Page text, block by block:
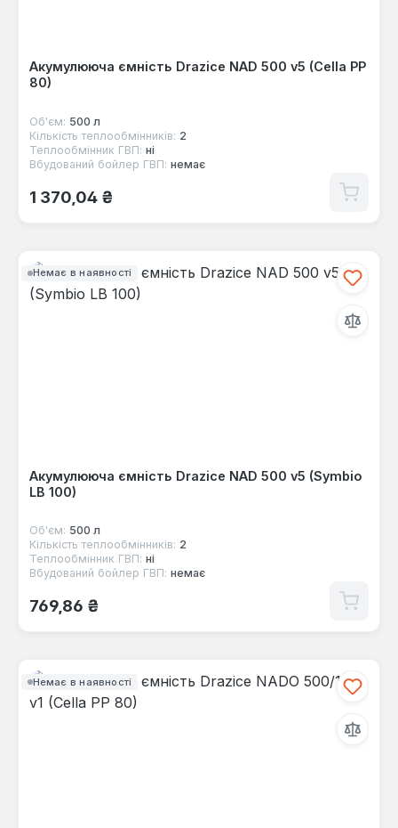
Акумулююча ємність Drazice NAD 500 v5 (Cella PP
80)
Об'єм: 500 л
Кількість теплообмінників: 2
Теплообмінник ГВП: ні
Вбудований бойлер ГВП: немає
Звичайна ціна:
1 370,04 ₴
Немає в наявності
Акумулююча ємність Drazice NAD 500 v5 (Symbio
LB 100)
Об'єм: 500 л
Кількість теплообмінників: 2
Теплообмінник ГВП: ні
Вбудований бойлер ГВП: немає
Звичайна ціна:
769,86 ₴
Немає в наявності